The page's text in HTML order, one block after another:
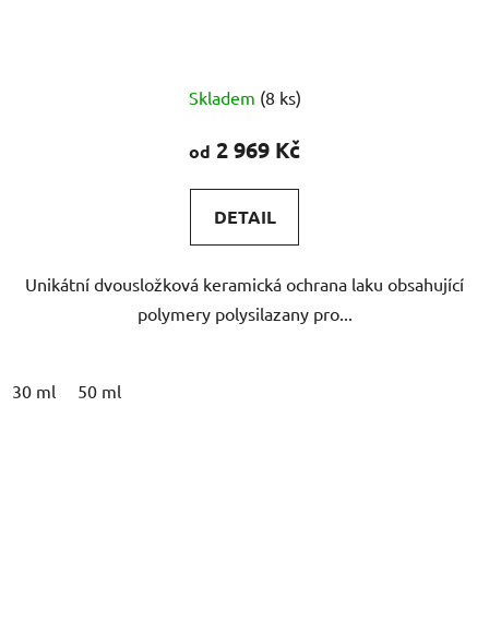
hodnocení
produktu
5,0
z
hvězdiček.
Skladem (8 ks)
od 2 969 Kč
DETAIL
Unikátní dvousložková keramická ochrana laku obsahující
polymery polysilazany pro...
30 ml 50 ml